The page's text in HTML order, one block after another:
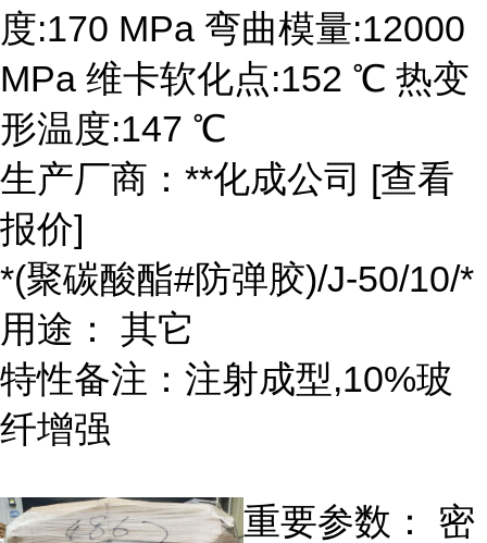
度:170 MPa 弯曲模量:12000
MPa 维卡软化点:152 ℃ 热变
形温度:147 ℃
生产厂商：**化成公司 [查看
报价]
*(聚碳酸酯#防弹胶)/J-50/10/*
用途： 其它
特性备注：注射成型,10%玻
纤增强
重要参数： 密